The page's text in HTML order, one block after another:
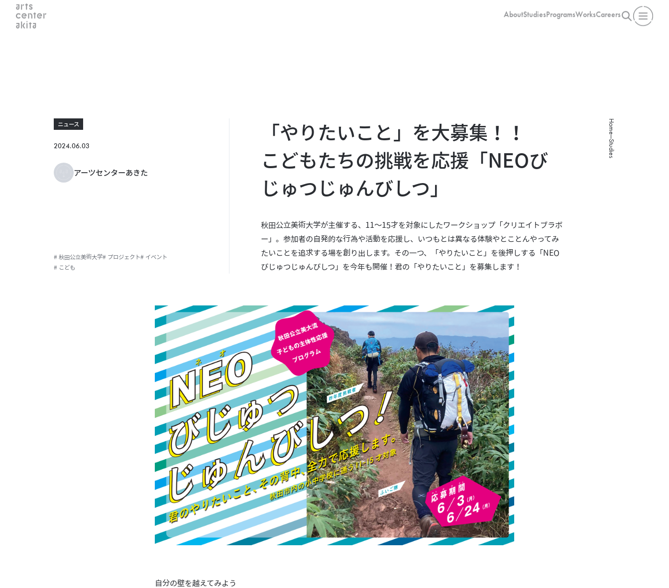
Home
Studies
「やりたいこと」を大募集！！
こどもたちの挑戦を応援「NEOび
じゅつじゅんびしつ」
秋田公立美術大学が主催する、11〜15才を対象にしたワークショップ「クリエイトブラボ
ー」。参加者の自発的な行為や活動を応援し、いつもとは異なる体験やとことんやってみ
たいことを追求する場を創り出します。その一つ、「やりたいこと」を後押しする「NEO
びじゅつじゅんびしつ」を今年も開催！君の「やりたいこと」を募集します！
ニュース
アーツセンターあきた
2024.06.03
# 秋田公立美術大学# プロジェクト# イベント
# こども
自分の壁を越えてみよう